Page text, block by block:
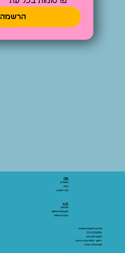
הרשמה
שירות הלקוחות והתמיכה
03-6206066
מיקום: אלנבי 43
ראשון - חמישי 10:00-19:00
שישי 10:00-15:00
אתר:
מאמרים
חנות
חברי מועדון
מידע:
אודותינו
תקנון ותנאי שימוש
הצהרת נגישות